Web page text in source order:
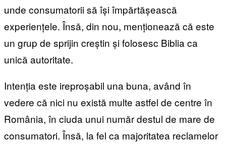
unde consumatorii să își împărtășească
experiențele. Însă, din nou, menționează că este
un grup de sprijin creștin și folosesc Biblia ca
unică autoritate.
Intenția este ireproșabil una buna, având în
vedere că nici nu există multe astfel de centre în
România, în ciuda unui număr destul de mare de
consumatori. Însă, la fel ca majoritatea reclamelor